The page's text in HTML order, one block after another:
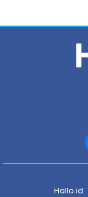
Hallo.id